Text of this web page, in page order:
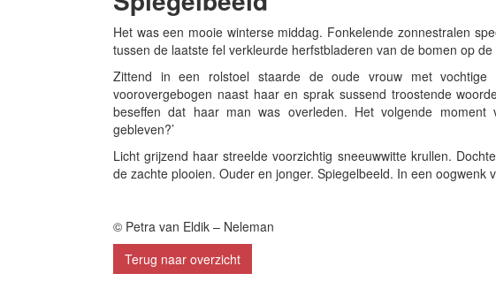
Het was een mooie winterse middag. Fonkelende zonnestralen
tussen de laatste fel verkleurde herfstbladeren van de bomen op
Zittend in een rolstoel staarde de oude vrouw met
voorovergebogen naast haar en sprak sussend troostende
beseffen dat haar man was overleden. Het volgende moment
gebleven?’
Licht grijzend haar streelde voorzichtig sneeuwwitte krullen.
de zachte plooien. Ouder en jonger. Spiegelbeeld. In een oogwenk
© Petra van Eldik – Neleman
Terug naar overzicht